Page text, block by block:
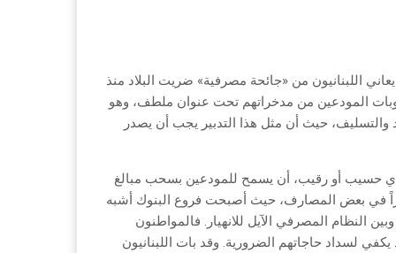
اللبنانيون من «جائحة مصرفية» ضريت البلاد منذ
المودعين من مدخراتهم تحت عنوان ملطف، وهو
والتسليف، حيث أن مثل هذا التدبير يجب أن يصدر
حسيب أو رقيب، أن يسمح للمودعين بسحب مبالغ
في بعض المصارف، حيث أصبحت فروع البنوك أشبه
المصرفي الآيل للانهيار. فالمواطنون
لسداد حاجاتهم الضرورية. وقد بات اللبنانيون